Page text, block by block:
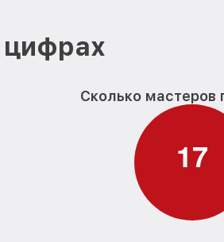
Сколько мастеров
17